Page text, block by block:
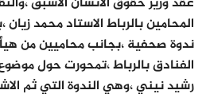
المحامين بالرباط الاستاد محمد
ندوة صحفية ،بجانب محاميين من
الفنادق بالرباط ،تمحورت حول
رشيد نيني ،وهي الندوة التي ثم